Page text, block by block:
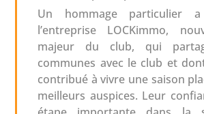
Un hommage particulier
l’entreprise LOCKimmo,
majeur du club, qui
communes avec le club et
contribué à vivre une saison
meilleurs auspices. Leur